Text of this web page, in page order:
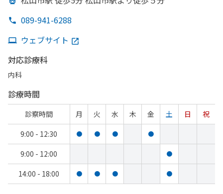
089-941-6288
ウェブサイト
対応診療科
内科
診療時間
診察時間 月 火 水 木 金 土 日
祝
9:00 - 12:30
● ● ● ●
9:00 - 12:00 ●
14:00 - 18:00 ● ● ● ●